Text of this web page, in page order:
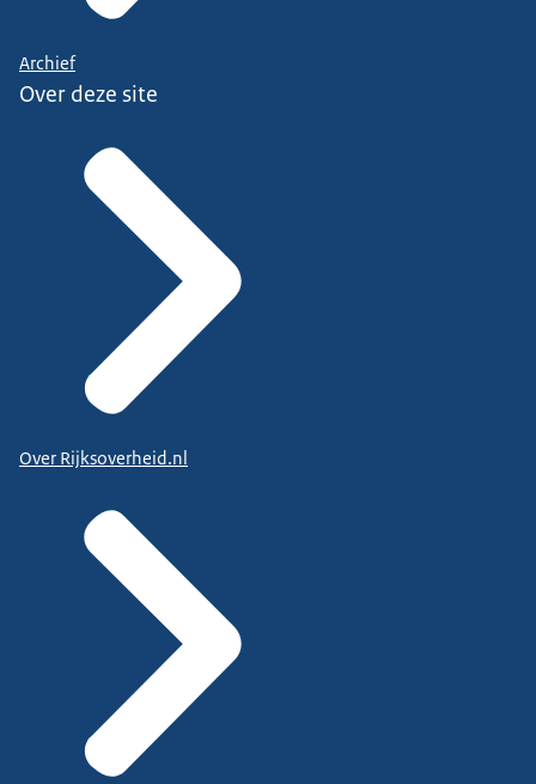
Archief
Over deze site
Over Rijksoverheid.nl